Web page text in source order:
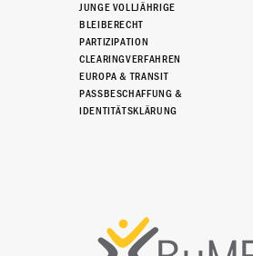
JUNGE VOLLJÄHRIGE
BLEIBERECHT
PARTIZIPATION
CLEARINGVERFAHREN
EUROPA & TRANSIT
PASSBESCHAFFUNG &
IDENTITÄTSKLÄRUNG